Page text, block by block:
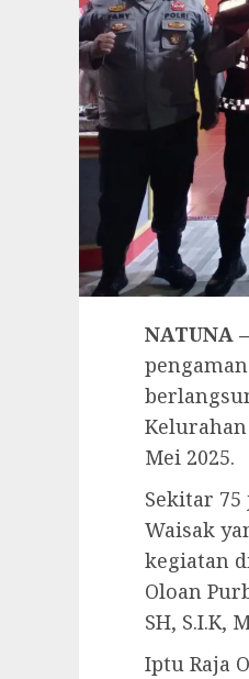
NATUNA –
Mei 2025.
Sekitar
Waisak
kegiatan
Oloan
SH, S.I.K,
Iptu Raja